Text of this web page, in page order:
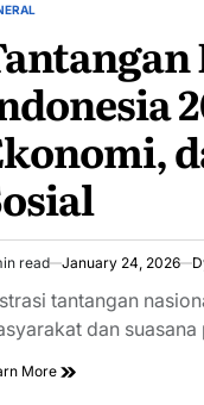
read January 24, 2026
tantangan
dan
More